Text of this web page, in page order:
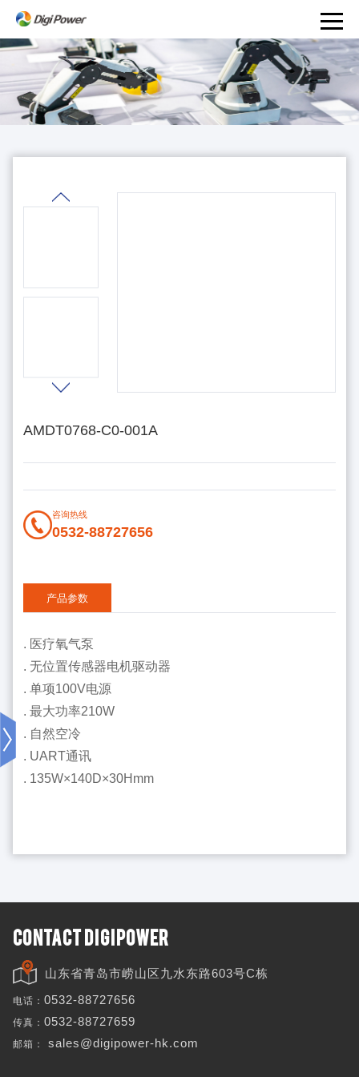
AMDT0768-C0-001A
咨询热线
0532-88727656
产品参数
. 医疗氧气泵
. 无位置传感器电机驱动器
. 单项100V电源
. 最大功率210W
. 自然空冷
. UART通讯
. 135W×140D×30Hmm
CONTACT DIGIPOWER
山东省青岛市崂山区九水东路603号C栋
电话： 0532-88727656
传真： 0532-88727659
邮箱： sales@digipower-hk.com